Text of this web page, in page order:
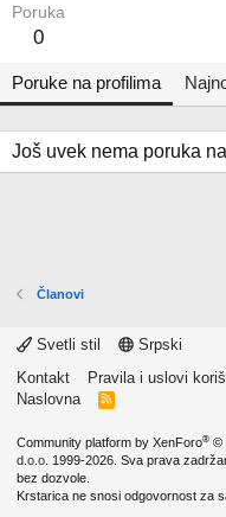
Poruka
0
Poruke na profilima
Još uvek nema poruka
Članovi
Svetli stil
Srpski
Kontakt
Pravila i uslovi
Naslovna
R
Community platform by XenForo® ©
d.o.o. 1999-2026. Sva prava
bez dozvole.
Krstarica ne snosi odgovornost za